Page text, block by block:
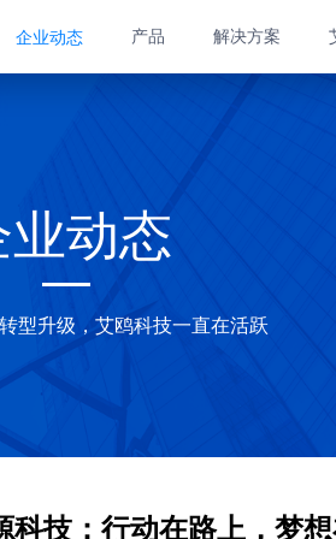
企业动态 产品 解决方案
动态
型升级，艾鸥科技一直在活跃
技：行动在路上，梦